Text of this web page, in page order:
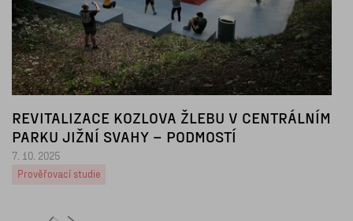
REVITALIZACE KOZLOVA ŽLEBU V CENTRÁLNÍM
PARKU JIŽNÍ SVAHY – PODMOSTÍ
7. 10. 2025
Prověřovací studie